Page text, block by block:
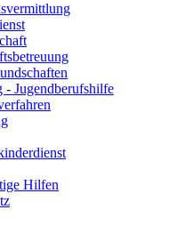
- Jugendberufshilfe
Hilfen